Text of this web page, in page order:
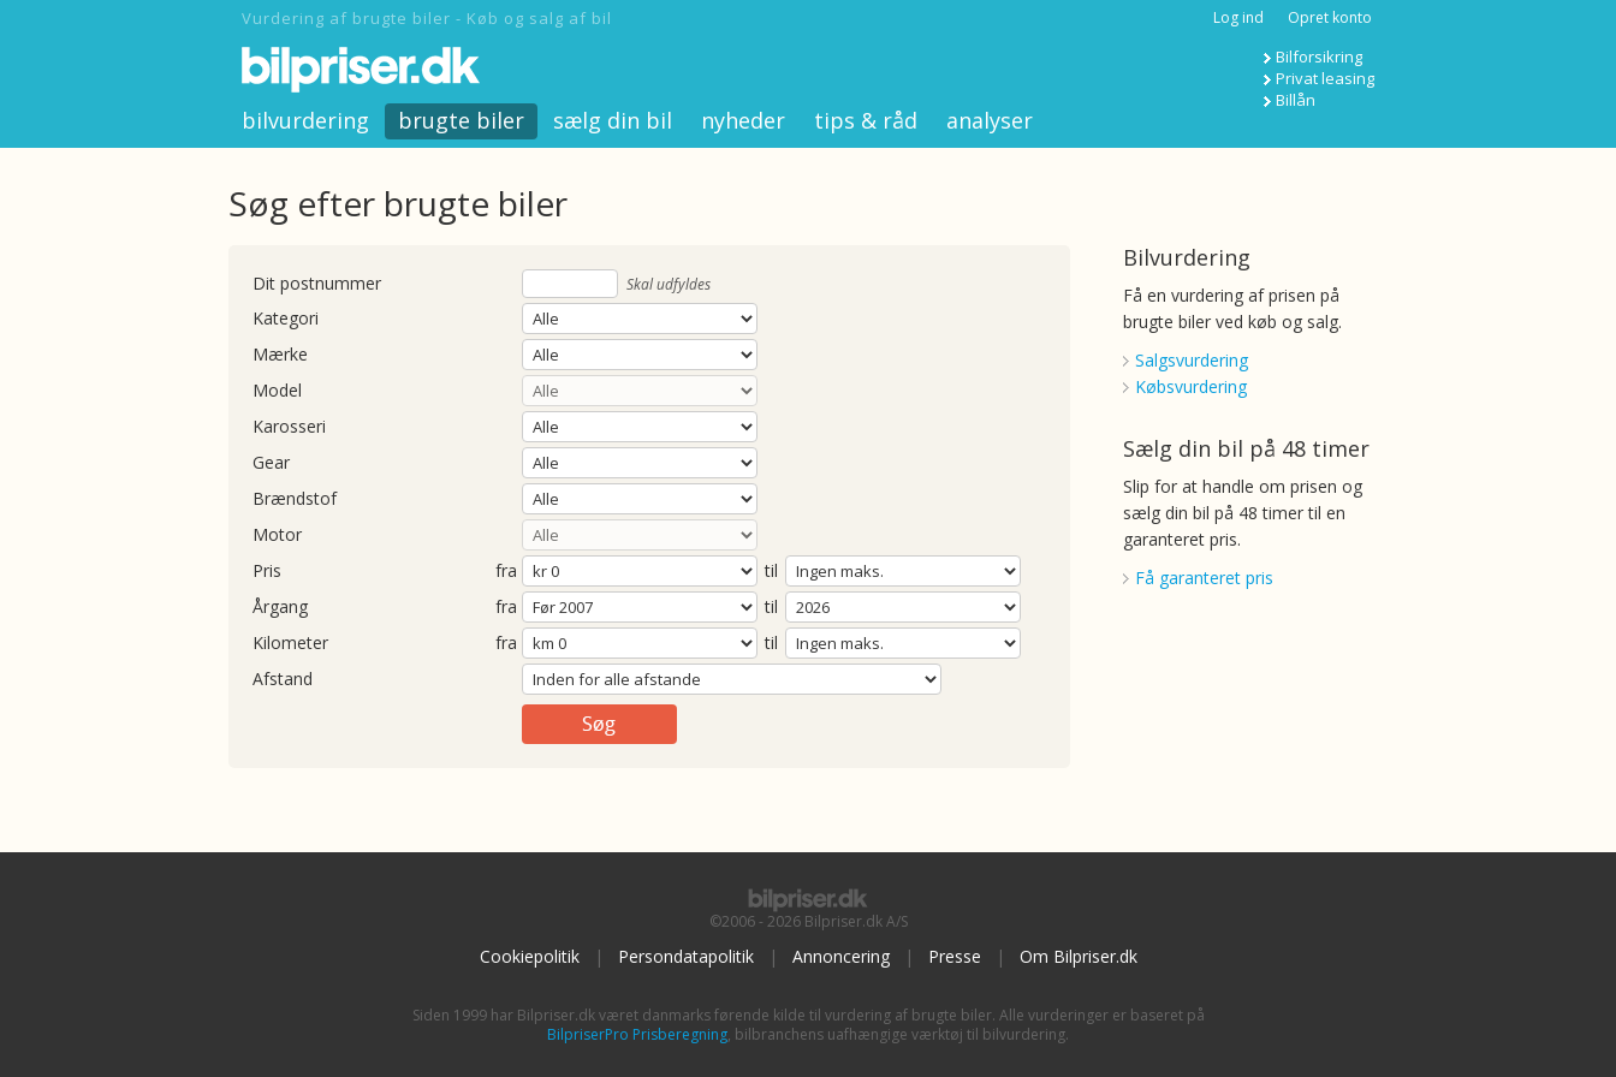
Vurdering af brugte biler - Køb og salg af bil Log ind Opret konto
Bilforsikring
Privat leasing
Billån
bilvurdering brugte biler sælg din bil nyheder tips & råd analyser
Søg efter brugte biler
Dit postnummer Skal udfyldes
Kategori
Mærke
Model
Karosseri
Gear
Brændstof
Motor
Pris
fra
til
Årgang
fra
til
Kilometer
fra
til
Afstand
Bilvurdering
Få en vurdering af prisen på
brugte biler ved køb og salg.
Salgsvurdering
Købsvurdering
Sælg din bil på 48 timer
Slip for at handle om prisen og
sælg din bil på 48 timer til en
garanteret pris.
Få garanteret pris
©2006 - 2026 Bilpriser.dk A/S
Cookiepolitik | Persondatapolitik | Annoncering | Presse | Om Bilpriser.dk
Siden 1999 har Bilpriser.dk været danmarks førende kilde til vurdering af brugte biler. Alle vurderinger er baseret på
BilpriserPro Prisberegning, bilbranchens uafhængige værktøj til bilvurdering.